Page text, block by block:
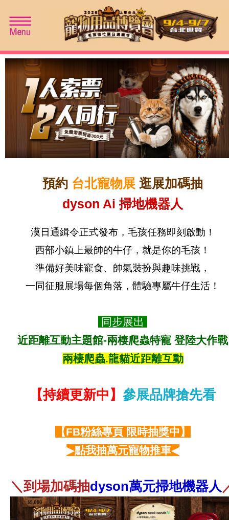
免費入場資格
預約 台北寵物展 逛展加碼抽
dyson Ai 掃地機器人
漠日通緝令正式發布，毛孩任務即刻啟動！
西部小鎮上最帥的牛仔，就是你的毛孩！
準備好美味寵食、帥氣裝扮與趣味挑戰，
一同征服展場每個角落，體驗專屬牛仔生活！
同步展出
近距離互動主題館-兩棲爬蟲特寵 登陸大作戰
兩棲爬蟲.龍貓近距離互動
【持續更新中】 參展品牌搶先看
【FB粉絲專頁 限時抽獎中】
▶點我抽萬元寵物推車◀
＼到場加碼抽dyson萬元掃地機器人